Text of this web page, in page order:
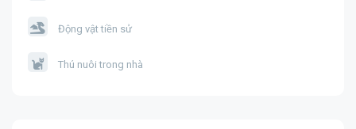
Động vật tiền sử
Thú nuôi trong nhà